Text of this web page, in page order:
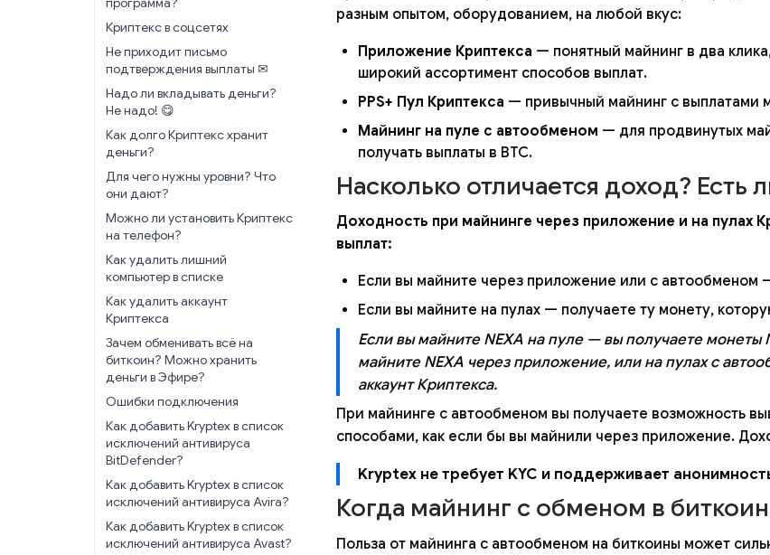
Криптекс в соцсетях
Не приходит письмо
подтверждения выплаты ✉
Надо ли вкладывать деньги?
Не надо! 😋
Как долго Криптекс хранит
деньги?
Для чего нужны уровни? Что
они дают?
Можно ли установить Криптекс
на телефон?
Как удалить лишний
компьютер в списке
Как удалить аккаунт
Криптекса
Зачем обменивать всё на
биткоин? Можно хранить
деньги в Эфире?
Ошибки подключения
Как добавить Kryptex в список
исключений антивируса
BitDefender?
Как добавить Kryptex в список
исключений антивируса Avira?
Как добавить Kryptex в список
исключений антивируса Avast?
разным опытом, оборудованием, на любой вкус:
Приложение Криптекса — понятный майнинг в два
широкий ассортимент способов выплат.
PPS+ Пул Криптекса — привычный майнинг с выплатами
Майнинг на пуле с автообменом — для продвинутых
получать выплаты в BTC.
Насколько отличается доход? Есть
Доходность при майнинге через приложение и на пулах
выплат:
Если вы майните через приложение или с автообменом
Если вы майните на пулах — получаете ту монету,
Если вы майните NEXA на пуле — вы получаете монеты
майните NEXA через приложение, или на пулах с
аккаунт Криптекса.
При майнинге с автообменом вы получаете возможность
способами, как если бы вы майнили через приложение.
Kryptex не требует KYC и поддерживает
Когда майнинг с обменом в
Польза от майнинга с автообменом на биткоины может